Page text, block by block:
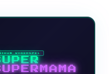
NIEUW VIDEOSPEL